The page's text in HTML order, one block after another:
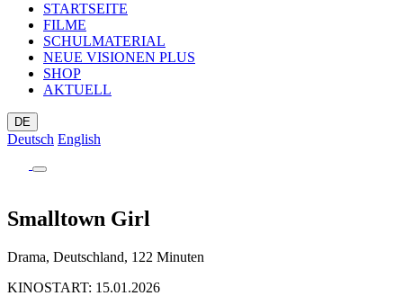
STARTSEITE
FILME
SCHULMATERIAL
NEUE VISIONEN PLUS
SHOP
AKTUELL
DE
Deutsch English
Smalltown Girl
Drama, Deutschland, 122 Minuten
KINOSTART: 15.01.2026